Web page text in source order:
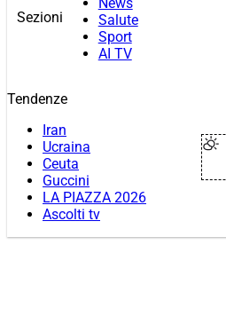
Sezioni
News
Salute
Sport
AI TV
Tendenze
Iran
Ucraina
Ceuta
Guccini
LA PIAZZA 2026
Ascolti tv